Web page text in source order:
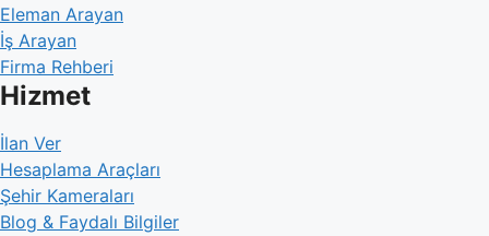
Eleman Arayan
İş Arayan
Firma Rehberi
Hizmet
İlan Ver
Hesaplama Araçları
Şehir Kameraları
Blog & Faydalı Bilgiler